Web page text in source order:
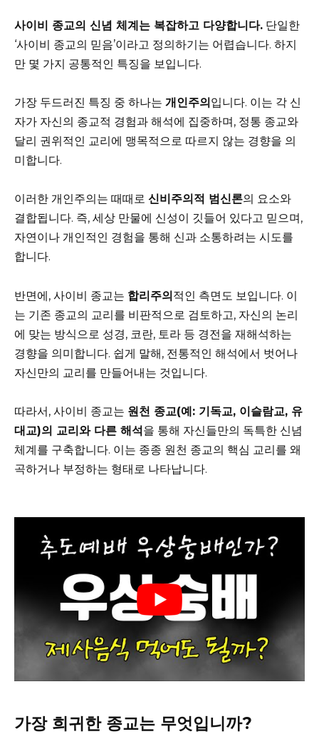
사이비 종교의 신념 체계는 복잡하고 다양합니다. 단일한
‘사이비 종교의 믿음’이라고 정의하기는 어렵습니다. 하지
만 몇 가지 공통적인 특징을 보입니다.
가장 두드러진 특징 중 하나는 개인주의 입니다. 이는 각 신
자가 자신의 종교적 경험과 해석에 집중하며, 정통 종교와
달리 권위적인 교리에 맹목적으로 따르지 않는 경향을 의
미합니다.
이러한 개인주의는 때때로 신비주의적 범신론의 요소와
결합됩니다. 즉, 세상 만물에 신성이 깃들어 있다고 믿으며,
자연이나 개인적인 경험을 통해 신과 소통하려는 시도를
합니다.
반면에, 사이비 종교는 합리주의적인 측면도 보입니다. 이
는 기존 종교의 교리를 비판적으로 검토하고, 자신의 논리
에 맞는 방식으로 성경, 코란, 토라 등 경전을 재해석하는
경향을 의미합니다. 쉽게 말해, 전통적인 해석에서 벗어나
자신만의 교리를 만들어내는 것입니다.
따라서, 사이비 종교는 원천 종교(예: 기독교, 이슬람교, 유
대교)의 교리와 다른 해석을 통해 자신들만의 독특한 신념
체계를 구축합니다. 이는 종종 원천 종교의 핵심 교리를 왜
곡하거나 부정하는 형태로 나타납니다.
가장 희귀한 종교는 무엇입니까?